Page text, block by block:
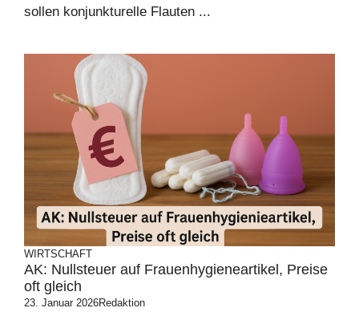
sollen konjunkturelle Flauten ...
WIRTSCHAFT
AK: Nullsteuer auf Frauenhygieneartikel, Preise
oft gleich
23. Januar 2026Redaktion